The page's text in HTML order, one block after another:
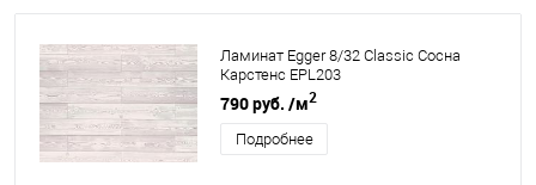
Ламинат Egger 8/32 Classic Сосна
Карстенс EPL203
790 руб. /м2
Подробнее